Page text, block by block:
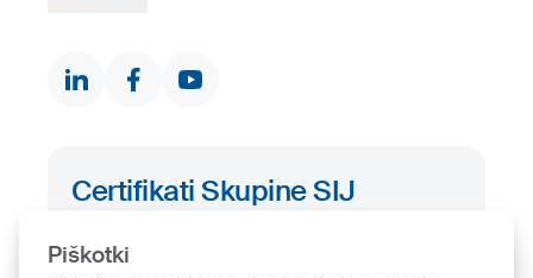
Piškotki
Iskalnik proizvodov
Certifikati Skupine SIJ
Iskalnik certifikatov